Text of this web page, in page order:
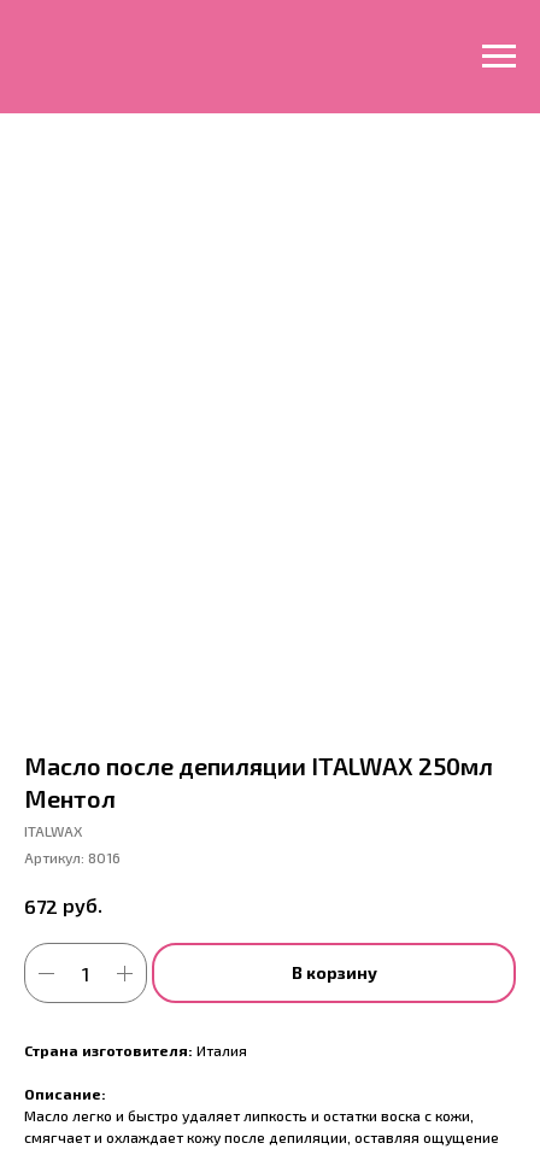
Масло после депиляции ITALWAX 250мл
Ментол
ITALWAX
Артикул: 8016
672 руб.
В корзину
Страна изготовителя: Италия
Описание:
Масло легко и быстро удаляет липкость и остатки воска с кожи,
смягчает и охлаждает кожу после депиляции, оставляя ощущение